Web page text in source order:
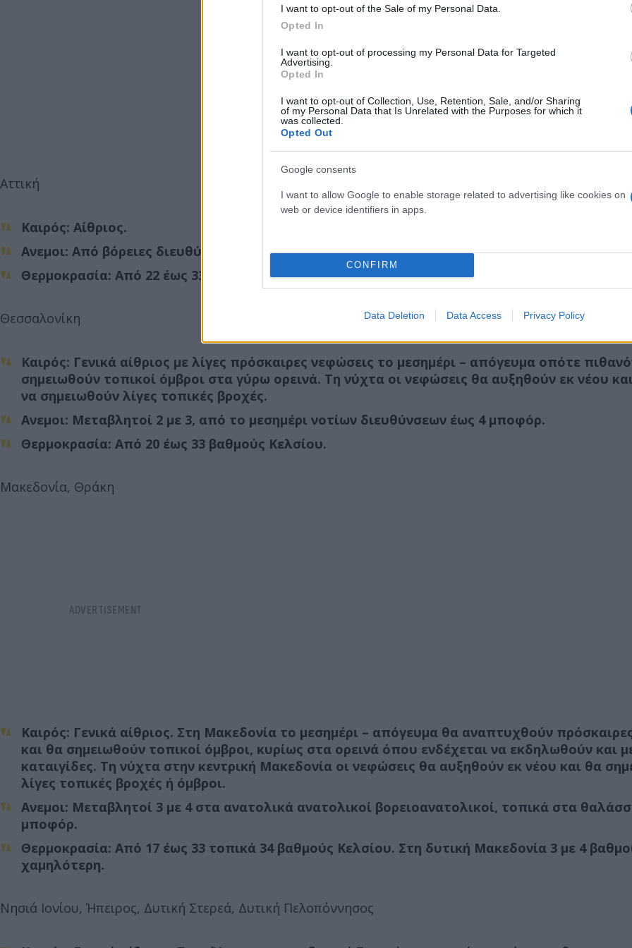
I want to opt-out of the Sale of my Personal Data.
Opted In
I want to opt-out of processing my Personal Data for Targeted
Advertising.
Opted In
I want to opt-out of Collection, Use, Retention, Sale, and/or Sharing
of my Personal Data that Is Unrelated with the Purposes for which it
was collected.
Opted Out
Google consents
I want to allow Google to enable storage related to advertising like cookies on
web or device identifiers in apps.
CONFIRM
Data Deletion Data Access Privacy Policy
Αττική
Καιρός: Αίθριος.
Ανεμοι: Από βόρειες διευθύνσεις 4 με 6 και στα ανατολικά τοπικά 7 μποφόρ.
Θερμοκρασία: Από 22 έως 33 στα ανατολικά έως 31 βαθμούς Κελσίου.
Θεσσαλονίκη
Καιρός: Γενικά αίθριος με λίγες πρόσκαιρες νεφώσεις το μεσημέρι – απόγευμα οπότε
σημειωθούν τοπικοί όμβροι στα γύρω ορεινά. Τη νύχτα οι νεφώσεις θα αυξηθούν εκ νέου
να σημειωθούν λίγες τοπικές βροχές.
Ανεμοι: Μεταβλητοί 2 με 3, από το μεσημέρι νοτίων διευθύνσεων έως 4 μποφόρ.
Θερμοκρασία: Από 20 έως 33 βαθμούς Κελσίου.
Μακεδονία, Θράκη
Καιρός: Γενικά αίθριος. Στη Μακεδονία το μεσημέρι – απόγευμα θα αναπτυχθούν
και θα σημειωθούν τοπικοί όμβροι, κυρίως στα ορεινά όπου ενδέχεται να εκδηλωθούν και
καταιγίδες. Τη νύχτα στην κεντρική Μακεδονία οι νεφώσεις θα αυξηθούν εκ νέου και θα
λίγες τοπικές βροχές ή όμβροι.
Ανεμοι: Μεταβλητοί 3 με 4 στα ανατολικά ανατολικοί βορειοανατολικοί, τοπικά στα
μποφόρ.
Θερμοκρασία: Από 17 έως 33 τοπικά 34 βαθμούς Κελσίου. Στη δυτική Μακεδονία 3 με 4
χαμηλότερη.
Νησιά Ιονίου, Ήπειρος, Δυτική Στερεά, Δυτική Πελοπόννησος